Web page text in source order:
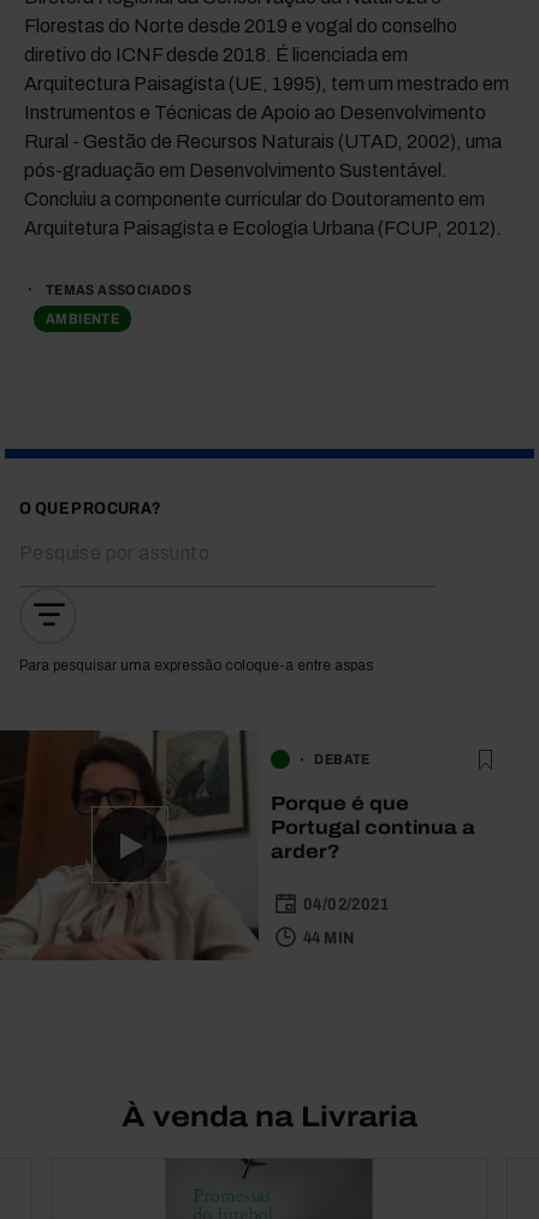
Florestas do Norte desde 2019 e vogal do conselho
diretivo do ICNF desde 2018. É licenciada em
Arquitectura Paisagista (UE, 1995), tem um mestrado em
Instrumentos e Técnicas de Apoio ao Desenvolvimento
Rural - Gestão de Recursos Naturais (UTAD, 2002), uma
pós-graduação em Desenvolvimento Sustentável.
Concluiu a componente curricular do Doutoramento em
Arquitetura Paisagista e Ecologia Urbana (FCUP, 2012).
TEMAS ASSOCIADOS
AMBIENTE
O QUE PROCURA?
Para pesquisar uma expressão coloque-a entre aspas
DEBATE
Porque é que
Portugal continua a
arder?
04/02/2021
44 MIN
À venda na Livraria